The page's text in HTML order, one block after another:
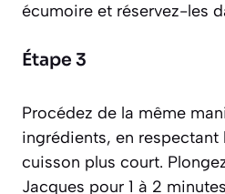
écumoire et réservez-les
Étape 3
Procédez de la même
ingrédients, en respectant
cuisson plus court.
Jacques pour 1 à 2